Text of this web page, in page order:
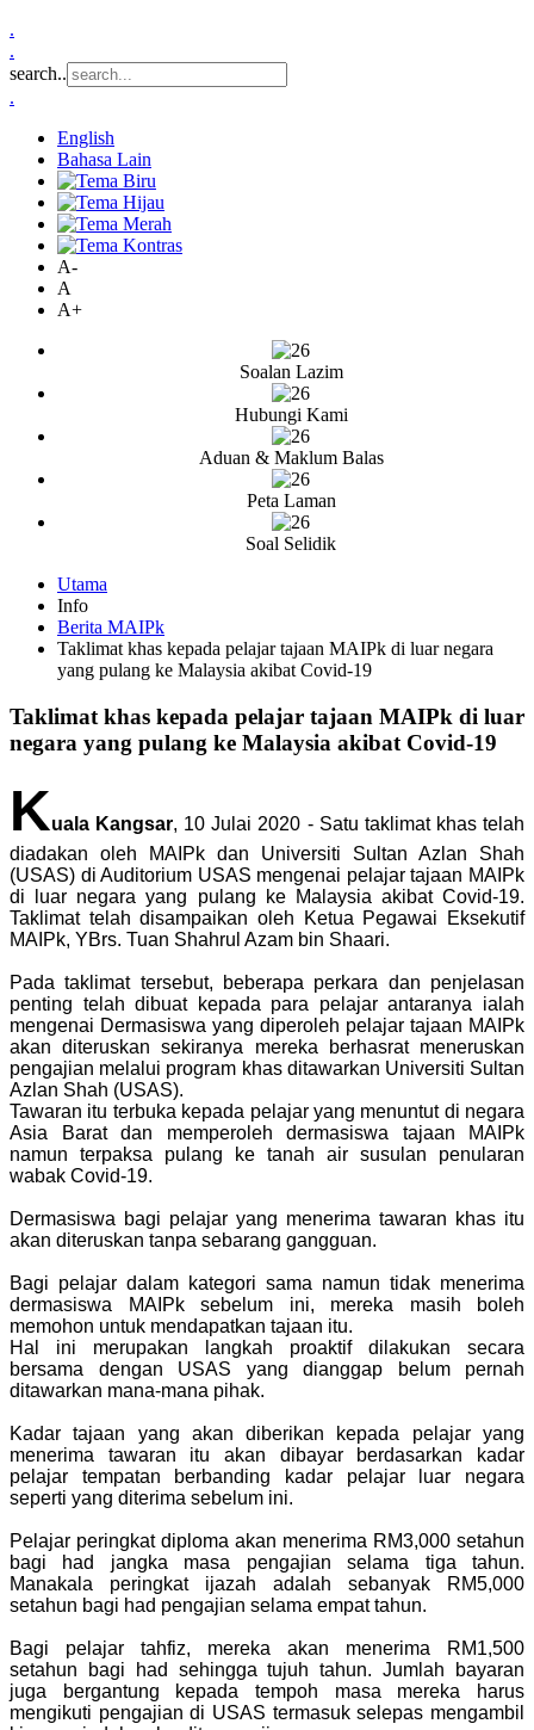
.
.
search..
.
English
Bahasa Lain
A-
A
A+
Soalan Lazim
Hubungi Kami
Aduan & Maklum Balas
Peta Laman
Soal Selidik
Utama
Info
Berita MAIPk
Taklimat khas kepada pelajar tajaan MAIPk di luar negara
yang pulang ke Malaysia akibat Covid-19
Taklimat khas kepada pelajar tajaan MAIPk di luar
negara yang pulang ke Malaysia akibat Covid-19
Kuala Kangsar, 10 Julai 2020 - Satu taklimat khas telah
diadakan oleh MAIPk dan Universiti Sultan Azlan Shah
(USAS) di Auditorium USAS mengenai pelajar tajaan MAIPk
di luar negara yang pulang ke Malaysia akibat Covid-19.
Taklimat telah disampaikan oleh Ketua Pegawai Eksekutif
MAIPk, YBrs. Tuan Shahrul Azam bin Shaari.
Pada taklimat tersebut, beberapa perkara dan penjelasan
penting telah dibuat kepada para pelajar antaranya ialah
mengenai Dermasiswa yang diperoleh pelajar tajaan MAIPk
akan diteruskan sekiranya mereka berhasrat meneruskan
pengajian melalui program khas ditawarkan Universiti Sultan
Azlan Shah (USAS).
Tawaran itu terbuka kepada pelajar yang menuntut di negara
Asia Barat dan memperoleh dermasiswa tajaan MAIPk
namun terpaksa pulang ke tanah air susulan penularan
wabak Covid-19.
Dermasiswa bagi pelajar yang menerima tawaran khas itu
akan diteruskan tanpa sebarang gangguan.
Bagi pelajar dalam kategori sama namun tidak menerima
dermasiswa MAIPk sebelum ini, mereka masih boleh
memohon untuk mendapatkan tajaan itu.
Hal ini merupakan langkah proaktif dilakukan secara
bersama dengan USAS yang dianggap belum pernah
ditawarkan mana-mana pihak.
Kadar tajaan yang akan diberikan kepada pelajar yang
menerima tawaran itu akan dibayar berdasarkan kadar
pelajar tempatan berbanding kadar pelajar luar negara
seperti yang diterima sebelum ini.
Pelajar peringkat diploma akan menerima RM3,000 setahun
bagi had jangka masa pengajian selama tiga tahun.
Manakala peringkat ijazah adalah sebanyak RM5,000
setahun bagi had pengajian selama empat tahun.
Bagi pelajar tahfiz, mereka akan menerima RM1,500
setahun bagi had sehingga tujuh tahun. Jumlah bayaran
juga bergantung kepada tempoh masa mereka harus
mengikuti pengajian di USAS termasuk selepas mengambil